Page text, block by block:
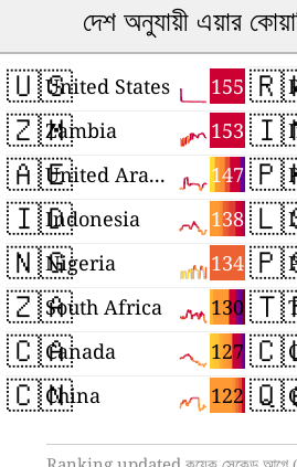
দেশ অনুযায়ী এয়ার
🇺🇸 155
United States
🇿🇲 153
Zambia
🇦🇪 147
United Arab Emirates
🇮🇩 138
Indonesia
🇳🇬 134
Nigeria
🇿🇦 130
South Africa
🇨🇦 127
Canada
🇨🇳 122
China